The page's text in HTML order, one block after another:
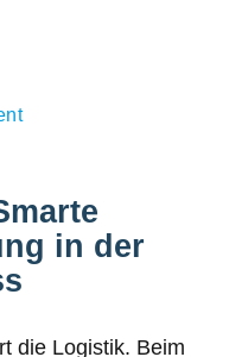
in der
die Logistik. Beim